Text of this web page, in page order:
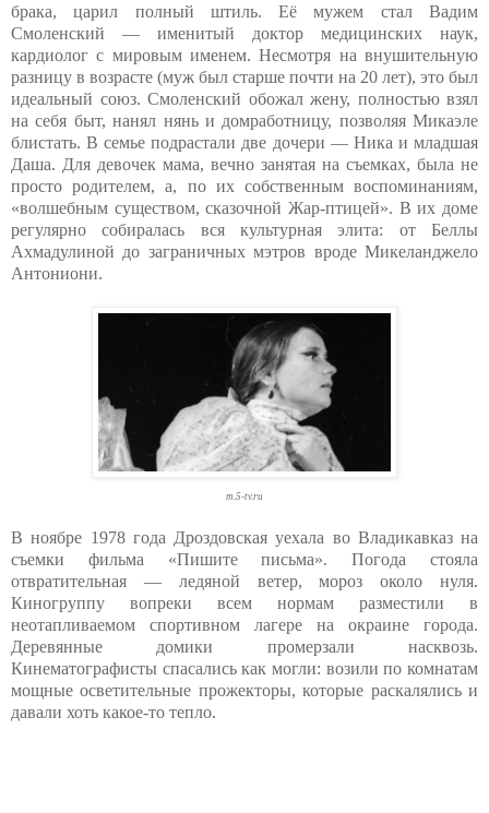
брака, царил полный штиль. Её мужем стал Вадим
Смоленский — именитый доктор медицинских наук,
кардиолог с мировым именем. Несмотря на внушительную
разницу в возрасте (муж был старше почти на 20 лет), это был
идеальный союз. Смоленский обожал жену, полностью взял
на себя быт, нанял нянь и домработницу, позволяя Микаэле
блистать. В семье подрастали две дочери — Ника и младшая
Даша. Для девочек мама, вечно занятая на съемках, была не
просто родителем, а, по их собственным воспоминаниям,
«волшебным существом, сказочной Жар-птицей». В их доме
регулярно собиралась вся культурная элита: от Беллы
Ахмадулиной до заграничных мэтров вроде Микеланджело
Антониони.
m.5-tv.ru
В ноябре 1978 года Дроздовская уехала во Владикавказ на
съемки фильма «Пишите письма». Погода стояла
отвратительная — ледяной ветер, мороз около нуля.
Киногруппу вопреки всем нормам разместили в
неотапливаемом спортивном лагере на окраине города.
Деревянные домики промерзали насквозь.
Кинематографисты спасались как могли: возили по комнатам
мощные осветительные прожекторы, которые раскалялись и
давали хоть какое-то тепло.